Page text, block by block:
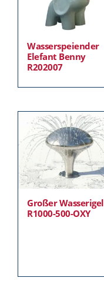
Wasserspeiender
Elefant Benny
R202007
Großer Wasserigel
R1000-500-OXY